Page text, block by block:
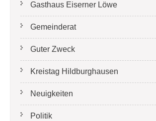
Gasthaus Eiserner Löwe
Gemeinderat
Guter Zweck
Kreistag Hildburghausen
Neuigkeiten
Politik